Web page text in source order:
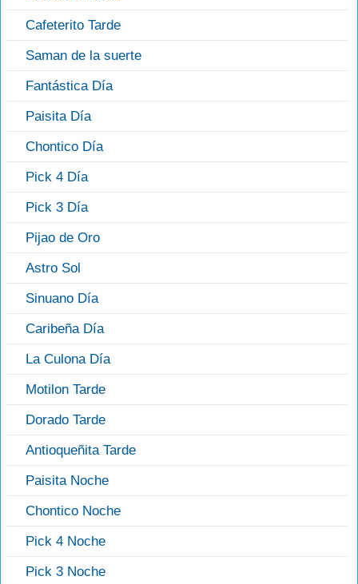
Cafeterito Tarde
Saman de la suerte
Fantástica Día
Paisita Día
Chontico Día
Pick 4 Día
Pick 3 Día
Pijao de Oro
Astro Sol
Sinuano Día
Caribeña Día
La Culona Día
Motilon Tarde
Dorado Tarde
Antioqueñita Tarde
Paisita Noche
Chontico Noche
Pick 4 Noche
Pick 3 Noche